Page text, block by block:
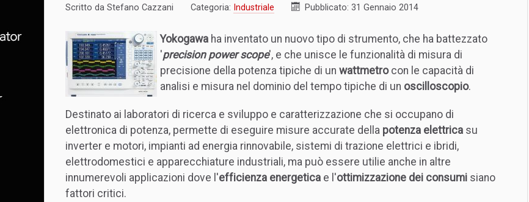
Scritto da Stefano Cazzani Categoria: Industriale Pubblicato: 31 Gennaio 2014
Yokogawa ha inventato un nuovo tipo di strumento, che ha battezzato
'precision power scope', e che unisce le funzionalità di misura di
precisione della potenza tipiche di un wattmetrocon le capacità di
analisi e misura nel dominio del tempo tipiche di un oscilloscopio.
Destinato ai laboratori di ricerca e sviluppo e caratterizzazione che si occupano di
elettronica di potenza, permette di eseguire misure accurate della potenza elettrica su
inverter e motori, impianti ad energia rinnovabile, sistemi di trazione elettrici e ibridi,
elettrodomestici e apparecchiature industriali, ma può essere utilie anche in altre
innumerevoli applicazioni dove l'efficienza energetica e l'ottimizzazione dei consumi siano
fattori critici.